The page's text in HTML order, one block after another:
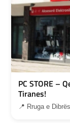
PC STORE –
Tiranes!
📍 Rruga e